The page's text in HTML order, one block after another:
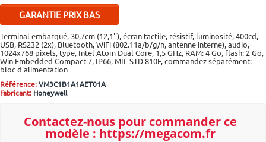
GARANTIE PRIX BAS
trouvez moins cher ailleurs,
contactez-nous pour bénéficier
d'un ajustement.Plus d'infos..
Terminal embarqué, 30,7cm (12,1''), écran tactile, résistif, luminosité, 400cd,
USB, RS232 (2x), Bluetooth, WiFi (802.11a/b/g/n, antenne interne), audio,
1024x768 pixels, type, Intel Atom Dual Core, 1,5 GHz, RAM: 4 Go, flash: 2 Go,
Win Embedded Compact 7, IP66, MIL-STD 810F, commandez séparément:
bloc d'alimentation
Référence:VM3C1B1A1AET01A
Fabricant: Honeywell
Contactez-nous pour commander ce
modèle : https://megacom.fr